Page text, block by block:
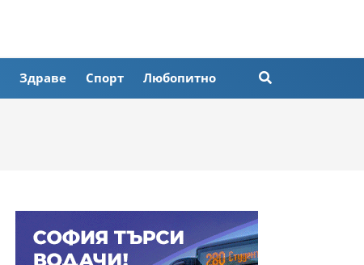
Здраве Спорт Любопитно